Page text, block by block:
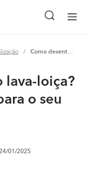
Como desentupir o lava-loiça? soluções eficazes para o seu problema
lava-loiça?
o seu
01/2025